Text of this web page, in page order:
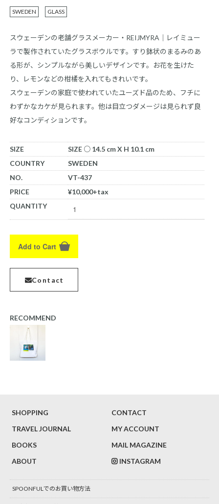
SWEDEN GLASS
スウェーデンの老舗グラスメーカー・REIJMYRA｜レイミュー
ラで製作されていたグラスボウルです。すり鉢状のまるみのあ
る形が、シンプルながら美しいデザインです。お花を生けた
り、レモンなどの柑橘を入れてもきれいです。
スウェーデンの家庭で使われていたユーズド品のため、フチに
わずかなカケが見られます。他は目立つダメージは見られず良
好なコンディションです。
SIZE
SIZE ○ 14.5 cm X H 10.1 cm
COUNTRY
SWEDEN
NO.
VT-437
PRICE
¥10,000+tax
QUANTITY
Add to Cart
Contact
RECOMMEND
SHOPPING
TRAVEL JOURNAL
BOOKS
ABOUT
CONTACT
MY ACCOUNT
MAIL MAGAZINE
INSTAGRAM
SPOONFULでのお買い物方法